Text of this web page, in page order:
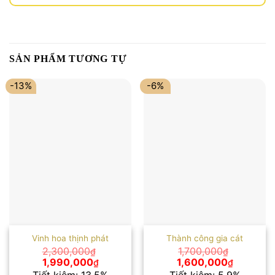
SẢN PHẨM TƯƠNG TỰ
-13%
Vinh hoa thịnh phát
2,300,000₫
Giá
gốc
1,990,000₫Giá
hiện
-6%
Thành công gia cát
1,700,000₫
Giá
gốc
1,600,000₫Giá
hiện